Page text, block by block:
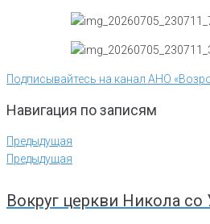
Подписывайтесь на канал АНО
Навигация по записям
Предыдущая
Предыдущая
Вокруг церкви Никола